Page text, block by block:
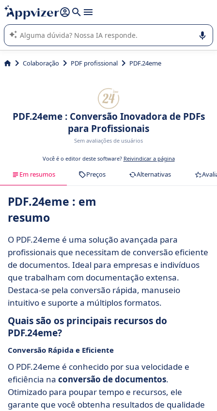
de nossa IA (várias linhas com
A IA do Appvizer o orienta no uso ou na seleção de software
SaaS para sua empresa.
Colaboração PDF profissional PDF.24eme
PDF.24eme : Conversão Inovadora de PDFs
para Profissionais
Sem avaliações de usuários
Você é o editor deste software? Reivindicar a página
Em resumos Preços Alternativas
PDF.24eme : em
resumo
O PDF.24eme é uma solução avançada para
profissionais que necessitam de conversão eficiente
de documentos. Ideal para empresas e indivíduos
que trabalham com documentação extensa.
Destaca-se pela conversão rápida, manuseio
intuitivo e suporte a múltiplos formatos.
Quais são os principais recursos do
PDF.24eme?
Conversão Rápida e Eficiente
O PDF.24eme é conhecido por sua velocidade e
eficiência na conversão de documentos.
Otimizado para poupar tempo e recursos, ele
garante que você obtenha resultados de qualidade